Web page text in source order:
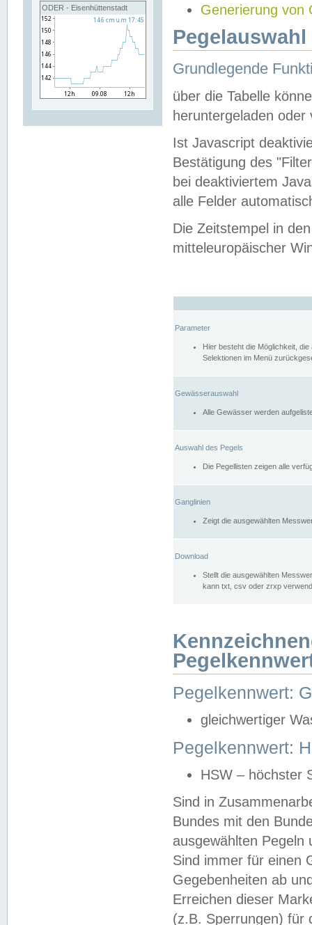
ODER - Eisenhüttenstadt
Generierung von
Grundlegende
über die Tabelle
heruntergeladen oder
Ist Javascript
Bestätigung des
bei deaktiviertem
alle Felder
Die Zeitstempel in
mitteleuropäischer
Parameter
Hier besteht die Möglichkeit,
Selektionen im Menü
Gewässerauswahl
Alle Gewässer werden
Auswahl des Pegels
Die Pegellisten zeigen alle
Ganglinien
Zeigt die ausgewählten
Download
Stellt die ausgewählten
kann txt, csv oder zrxp
Pegelkennwert:
gleichwertiger
Pegelkennwert:
HSW – höchster
Sind in
Bundes mit den
ausgewählten
Sind immer für einen
Gegebenheiten ab
Erreichen dieser
(z.B. Sperrungen) für